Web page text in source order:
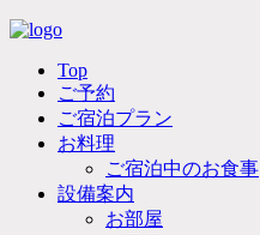
Top
ご予約
ご宿泊プラン
お料理
ご宿泊中のお食事
設備案内
お部屋